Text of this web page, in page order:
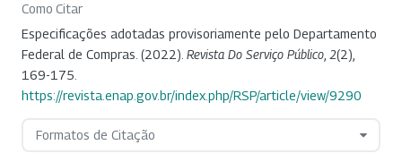
Como Citar
Especificações adotadas provisoriamente pelo Departamento
Federal de Compras. (2022). Revista Do Serviço Público 2(2),
169-175.
https://revista.enap.gov.br/index.php/RSP/article/view/9290
Formatos de Citação